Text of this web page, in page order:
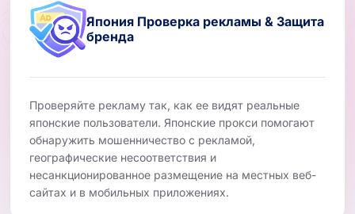
Япония Проверка рекламы & Защита
бренда
Проверяйте рекламу так, как ее видят реальные
японские пользователи. Японские прокси помогают
обнаружить мошенничество с рекламой,
географические несоответствия и
несанкционированное размещение на местных веб-
сайтах и ​​в мобильных приложениях.